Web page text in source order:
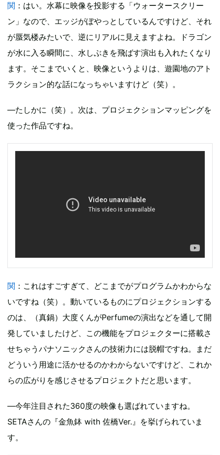
関 ：はい。水幕に映像を投影する「ウォータースクリー
ン」なので、エッジがぼやっとしているんですけど、それ
が蜃気楼みたいで、逆にリアルに見えますよね。ドラゴン
が水に入る瞬間に、水しぶきを飛ばす演出も入れたくなり
ます。そこまでいくと、映像というよりは、遊園地のアト
ラクション的な話になっちゃいますけど（笑）。
―たしかに（笑）。次は、プロジェクションマッピングを
使った作品ですね。
関 ：これはすごすぎて、どこまでがプログラムかわからな
いですね（笑）。動いているものにプロジェクションする
のは、（真鍋）大度くんがPerfumeの演出などを通して開
発していましたけど、この機能をプロジェクターに搭載さ
せちゃうパナソニックさんの技術力には脱帽ですね。まだ
どういう用途に活かせるのかわからないですけど、これか
らの広がりを感じさせるプロジェクトだと思います。
―今年注目された360度の映像も選ばれていますね。
SETAさんの『金魚鉢 with 佐橋Ver.』を挙げられていま
す。